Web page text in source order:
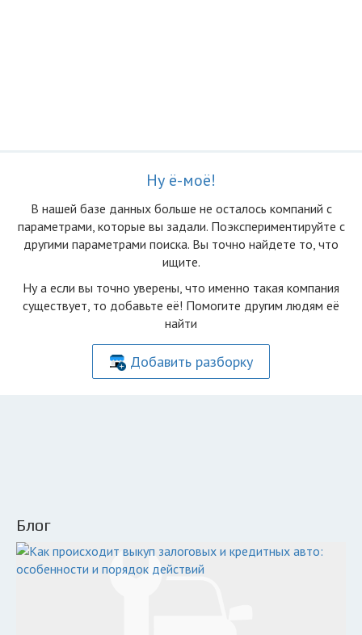
Ну ё-моё!
В нашей базе данных больше не осталоcь компаний с
параметрами, которые вы задали. Поэкспериментируйте с
другими параметрами поиска. Вы точно найдете то, что
ищите.
Ну а если вы точно уверены, что именно такая компания
существует, то добавьте её! Помогите другим людям её
найти
Добавить разборку
Блог